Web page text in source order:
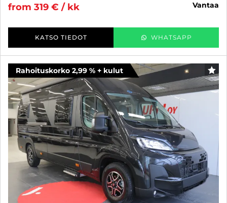
from 319 € / kk
vantaa
KATSO TIEDOT WHATSAPP
Rahoituskorko 2,99 % + kulut